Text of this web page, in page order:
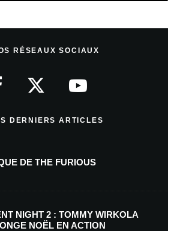
RÉSEAUX SOCIAUX
DERNIERS ARTICLES
DE THE FURIOUS
NIGHT 2 : TOMMY WIRKOLA
NOËL EN ACTION